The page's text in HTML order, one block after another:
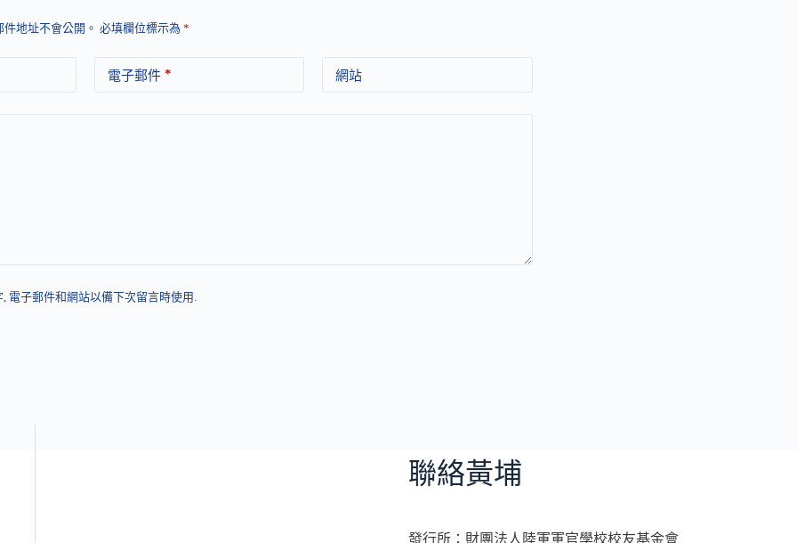
地址不會公開。 必填欄位標示為 *
電子郵件* 網站
電子郵件和網站以備下次留言時使用.
聯絡黃埔
發行所：財團法人陸軍軍官學校校友基金會